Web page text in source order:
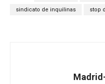
sindicato de inquilinas stop